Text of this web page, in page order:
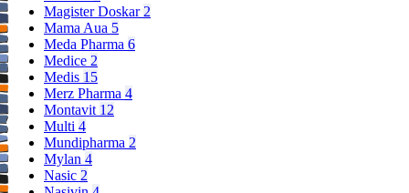
Magister Doskar2
Mama Aua 5
Meda Pharma 6
Medice 2
Medis 15
Merz Pharma 4
Montavit 12
Multi 4
Mundipharma 2
Mylan 4
Nasic 2